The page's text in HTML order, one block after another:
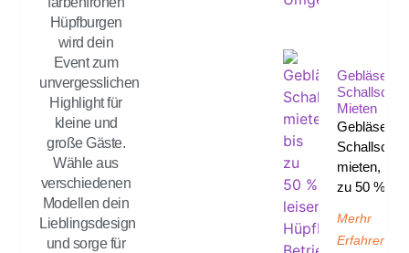
Hüpfburgen
wird dein
Event zum
unvergesslichen
Highlight für
kleine und
große Gäste.
Wähle aus
verschiedenen
Modellen dein
Lieblingsdesign
und sorge für
Gebläse
Mieten
Gebläse
mieten, bis
zu 50 %
Merhr
Erfahren